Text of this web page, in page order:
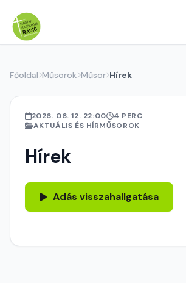
Főoldal Műsorok Műsor Hírek
2026. 06. 12. 22:00
4 PERC
AKTUÁLIS ÉS HÍRMŰSOROK
Hírek
Adás visszahallgatása